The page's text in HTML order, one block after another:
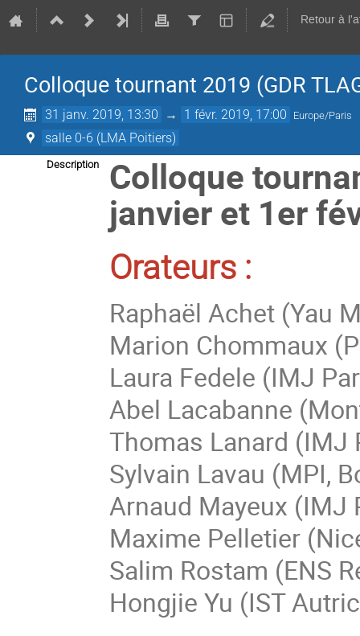
Retour à
Colloque tournant 2019 (GDR
31 janv. 2019, 13:30 → 1 févr. 2019, 17:00 Europe/Paris
salle 0-6 (LMA Poitiers)
Description Colloque
janvier et 1er
Orateurs :
Raphaël Achet (Yau
Marion Chommaux
Laura Fedele (IMJ
Abel Lacabanne
Thomas Lanard (IMJ
Sylvain Lavau (MPI,
Arnaud Mayeux (IMJ
Maxime Pelletier
Salim Rostam (ENS
Hongjie Yu (IST